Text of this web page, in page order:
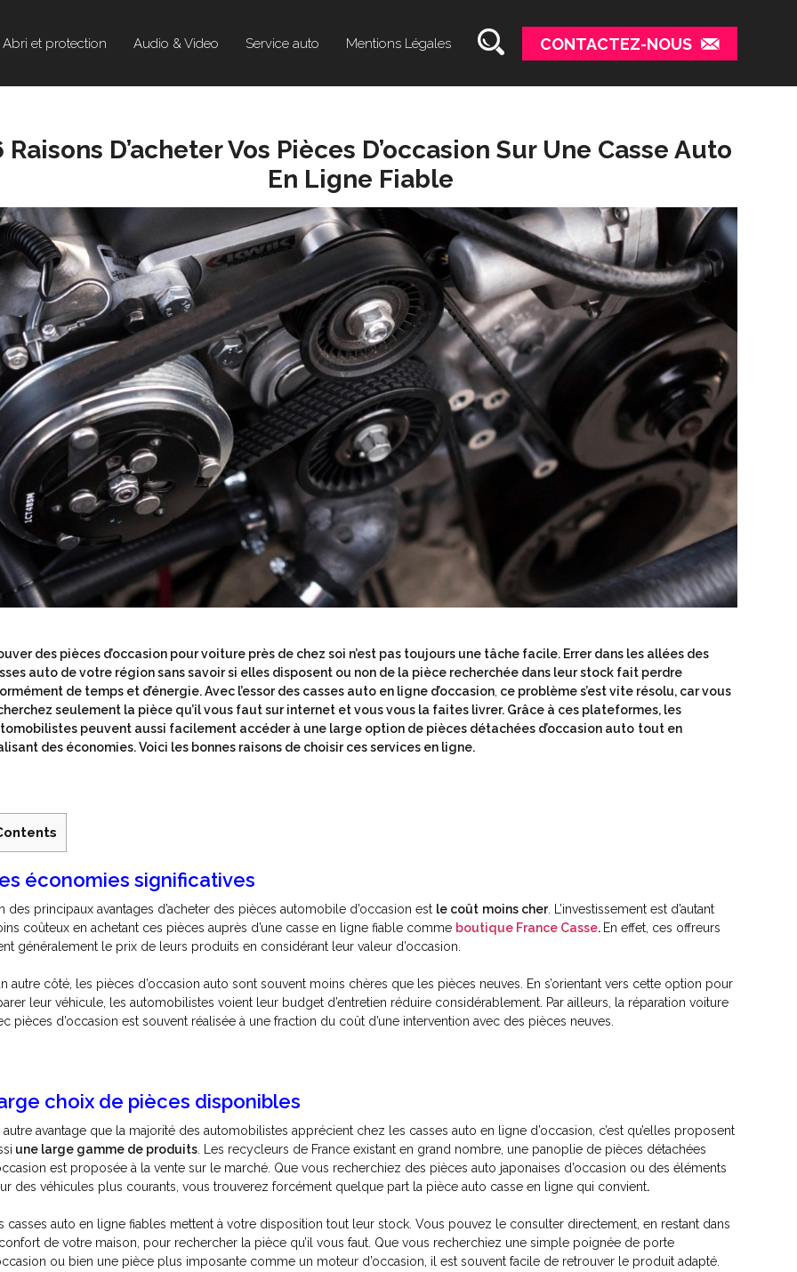
Abri et protection Audio & Video Service auto Mentions Légales CONTACTEZ-NOUS
Raisons D’acheter Vos Pièces D’occasion Sur Une Casse Auto
En Ligne Fiable
des pièces d’occasion pour voiture près de chez soi n’est pas toujours une tâche facile. Errer dans les allées des
auto de votre région sans savoir si elles disposent ou non de la pièce recherchée dans leur stock fait perdre
de temps et d’énergie. Avec l’essor des casses auto en ligne d’occasion ce problème s’est vite résolu, car vous
seulement la pièce qu’il vous faut sur internet et vous vous la faites livrer. Grâce à ces plateformes, les
peuvent aussi facilement accéder à une large option de pièces détachées d’occasion auto tout en
des économies. Voici les bonnes raisons de choisir ces services en ligne.
économies significatives
des principaux avantages d’acheter des pièces automobile d’occasion est le coût moins cher. L’investissement est d’autant
coûteux en achetant ces pièces auprès d’une casse en ligne fiable comme boutique France Casse. En effet, ces offreurs
généralement le prix de leurs produits en considérant leur valeur d’occasion.
autre côté, les pièces d’occasion auto sont souvent moins chères que les pièces neuves. En s’orientant vers cette option pour
leur véhicule, les automobilistes voient leur budget d’entretien réduire considérablement. Par ailleurs, la réparation voiture
pièces d’occasion est souvent réalisée à une fraction du coût d’une intervention avec des pièces neuves.
choix de pièces disponibles
autre avantage que la majorité des automobilistes apprécient chez les casses auto en ligne d’occasion, c’est qu’elles proposent
une large gamme de produits . Les recycleurs de France existant en grand nombre, une panoplie de pièces détachées
est proposée à la vente sur le marché. Que vous recherchiez des pièces auto japonaises d’occasion ou des éléments
des véhicules plus courants, vous trouverez forcément quelque part la pièce auto casse en ligne qui convient.
casses auto en ligne fiables mettent à votre disposition tout leur stock. Vous pouvez le consulter directement, en restant dans
de votre maison, pour rechercher la pièce qu’il vous faut. Que vous recherchiez une simple poignée de porte
ou bien une pièce plus imposante comme un moteur d’occasion, il est souvent facile de retrouver le produit adapté.